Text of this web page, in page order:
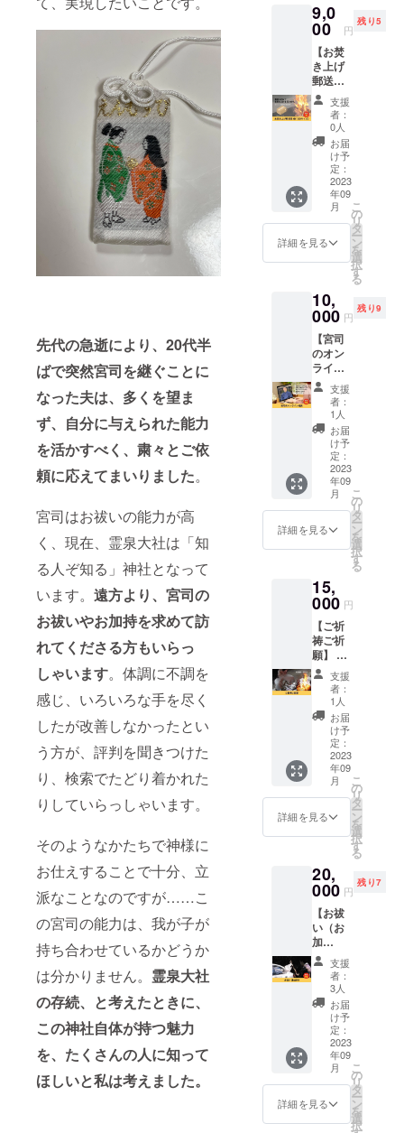
先代の急逝により、20代半
ばで突然宮司を継ぐことに
なった夫は、多くを望ま
ず、自分に与えられた能力
を活かすべく、粛々とご依
頼に応えてまいりました。
宮司はお祓いの能力が高
く、現在、霊泉大社は「知
る人ぞ知る」神社となって
います。 遠方より、宮司の
お祓いやお加持を求めて訪
れてくださる方もいらっ
しゃいます。体調に不調を
感じ、いろいろな手を尽く
したが改善しなかったとい
う方が、評判を聞きつけた
り、検索でたどり着かれた
りしていらっしゃいます。
そのようなかたちで神様に
お仕えすることで十分、立
派なことなのですが……こ
の宮司の能力は、我が子が
持ち合わせているかどうか
は分かりません。 霊泉大社
の存続、と考えたときに、
この神社自体が持つ魅力
を、たくさんの人に知って
ほしいと私は考えました。
をご用
意いた
送りく
ださ
い。
※2023
年9月か
ら1年以
内にお
送りく
ださ
い。
送りし
ます。
※金属、
石がつ
いたも
のはお
受けで
きませ
ん。 ※
お送り
いただ
く箱の
サイズ
の3辺合
計が
60cm以
内に収
くださ
い。 ※
支援者
さまの
ご負担
となり
ます。
＜発払
い＞に
てお送
りくだ
さい。
※2023
年9月か
ら1年以
内にお
送りく
に。 霊
泉大社
にてお
焚き上
げを行
いま
す。 80
サイズ
の宅配
便でお
送りく
ださ
い。 受
け取り
時とお
焚き上
げ時の
送りし
ます。
※金属、
石がつ
いたも
のはお
受けで
きませ
ん。 ※
お送り
いただ
く箱の
サイズ
の3辺合
計が
80cm以
内に収
くださ
い。 ※
支援者
さまの
ご負担
となり
ます。
＜発払
い＞に
てお送
りくだ
さい。
※2023
年9月か
ら1年以
内にお
送りく
9,0
00 円
残り5
【お焚
き上げ
郵送受
付（100
サイ
ズ）】
お札や
お守り
など、
神社に
お返し
しにい
く機会
がなく
て・・
・とい
に。 霊
泉大社
にてお
焚き上
げを行
いま
す。
100サイ
ズの宅
配便で
お送り
くださ
い。 受
け取り
時とお
焚き上
げ時の
送りし
ます。
※金属、
石がつ
いたも
のはお
受けで
きませ
ん。 ※
お送り
いただ
く箱の
サイズ
の3辺合
計が
100cm
以内に
てくだ
さい。
支援者
さまの
ご負担
となり
ます。
＜発払
い＞に
てお送
りくだ
さい。
※2023
年9月か
ら1年以
内にお
送りく
支援
者：
0人
お届
け予
定：
2023
年09
月
詳細を見る
こ
の
リ
タ
ー
ン
を
選
択
す
る
10,
000 円
残り9
【宮司
のオン
ライン
相談】
霊泉大
社の宮
司に、
オンラ
インで
相談が
できま
す！ お
祓いの
ことや
お墓、
仏壇、
ことな
ど、幅
広くお
答えし
ます。
オンラ
インな
のでお
好きな
場所で
ご相談
いただ
けま
す！ ※
相談時
間は約
60分で
整させ
ていた
だきま
す。 ※
有効期
限は
2023年
9月から
1年間で
す。
支援
者：
1人
お届
け予
定：
2023
年09
月
詳細を見る
こ
の
リ
タ
ー
ン
を
選
択
す
る
15,
000 円
【ご祈
祷ご祈
願】 霊
泉大社
でご祈
祷・ご
祈願を
受けら
れま
す。 ご
祈祷と
は神様
への願
い事を
より強
く届け
もに、
自身の
願いを
改めて
決意・
確認す
るとい
う行為
です。
願い事
に対す
る漠然
とした
不安や
雑念を
取り払
い、神
支援
者：
1人
お届
け予
定：
2023
年09
月
詳細を見る
こ
の
リ
タ
ー
ン
を
選
択
す
る
20,
000 円
残り7
【お祓
い（お
加
持）】
霊泉大
社の宮
司によ
るお祓
い（お
加持）
を受け
られま
す。 1
回あた
り約1時
間で
支援
者：
3人
お届
け予
定：
2023
年09
月
詳細を見る
こ
の
リ
タ
ー
ン
を
選
択